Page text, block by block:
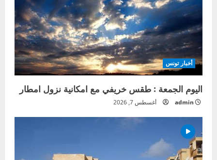
أخبار تونس
اليوم الجمعة : طقس خريفي مع امكانية نزول امطار
admin أغسطس 7, 2026